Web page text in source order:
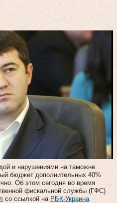
и нарушениями на таможне
бюджет дополнительных 40%
Об этом сегодня во время
фискальной службы (ГФС)
со ссылкой на РБК-Украина